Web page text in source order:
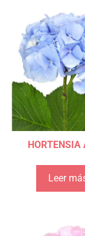
HORTENSIA
Leer